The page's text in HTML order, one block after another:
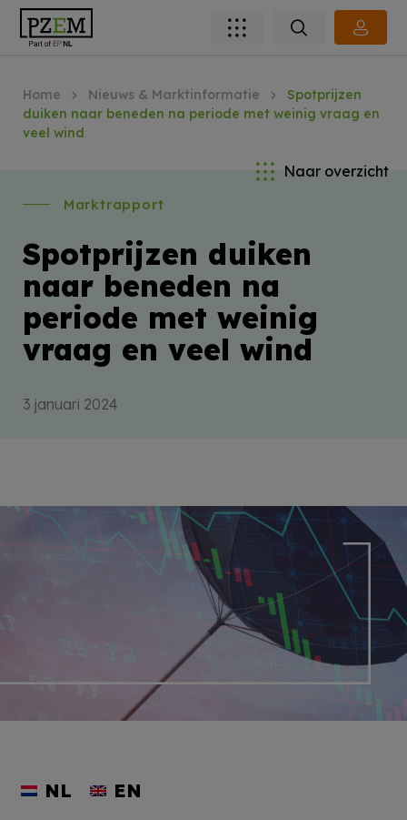
Home Nieuws & Marktinformatie
Spotprijzen
duiken naar beneden na periode met weinig vraag en
veel wind
Naar overzicht
Marktrapport
Spotprijzen duiken
naar beneden na
periode met weinig
vraag en veel wind
3 januari 2024
NL EN